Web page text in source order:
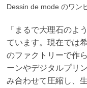
Dessin de mode のワン
「まるで大理石のよ
ています。現在では
のファクトリーで作
ーンやデジタルプリ
み合わせて圧縮し、